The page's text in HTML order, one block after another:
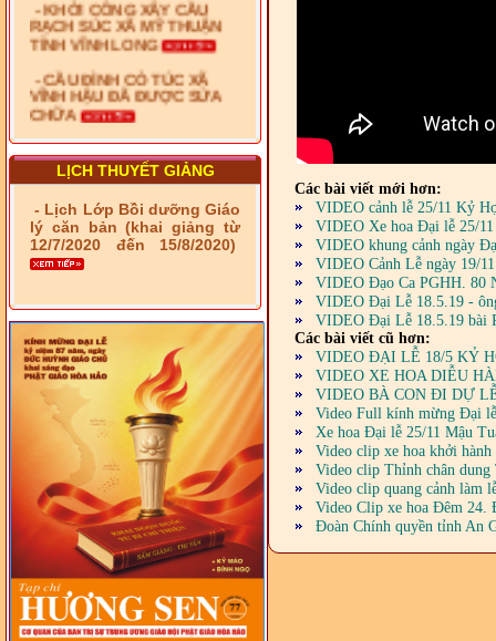
RẠCH SÚC XÃ MỸ THUẬN
TỈNH VĨNH LONG
VĨNH HẬU ĐÃ ĐƯỢC SỬA
CHỮA
- Bàn giao 10 căn nhà Đại
đoàn kết cho hộ có hoàn
cảnh khó khăn tại xã Tây
Yên
- LỄ RA QUÂN DẬM VÁ,
SỬA CHỮA LỘ GIAO
THÔNG NÔNG THÔN (XÃ
- LỚP TẬP HUẤN LỊCH SỬ,
PHÁP LUẬT VIỆT NAM VÀ
HIẾN CHƯƠNG GIÁO HỘI
PGHH NHIỆM KỲ VI (2024-
2029) CHO TRỊ SỰ VIÊN
TRUNG ƯƠNG, BAN ĐẠI
DIỆN TỈNH VÀ GIÁO LÝ
VIÊN - CHUYÊN ĐỀ: NHỮNG
VẤN ĐỀ CHUNG VỀ PHÁP
LUẬT VÀ HỆ THỐNG PHÁP
LUẬT VIỆT NAM
- LỚP TẬP HUẤN LỊCH SỬ,
PHÁP LUẬT VIỆT NAM VÀ
HIẾN CHƯƠNG GIÁO HỘI
PGHH NHIỆM KỲ VI (2024-
2029) CHO TRỊ SỰ VIÊN
TRUNG ƯƠNG, BAN ĐẠI
DIỆN TỈNH VÀ GIÁO LÝ
LỊCH THUYẾT GIẢNG
- Lịch Lớp Bồi dưỡng Giáo
lý căn bản (khai giảng từ
12/7/2020 đến 15/8/2020)
Các bài viết mới hơn:
VIDEO cảnh lễ 25/11 Kỷ
VIDEO Xe hoa Đại lễ 25/
VIDEO khung cảnh ngày
VIDEO Cảnh Lễ ngày 19/
VIDEO Đạo Ca PGHH. 80
VIDEO Đại Lễ 18.5.19 -
VIDEO Đại Lễ 18.5.19 bài
Các bài viết cũ hơn:
VIDEO ĐẠI LỄ 18/5 KỶ
VIDEO XE HOA DIỄU
VIDEO BÀ CON ĐI DỰ
Video Full kính mừng Đại
Xe hoa Đại lễ 25/11 Mậu
Video clip xe hoa khởi
Video clip Thỉnh chân dung
Video clip quang cảnh làm
Video Clip xe hoa Đêm 24.
Đoàn Chính quyền tỉnh An